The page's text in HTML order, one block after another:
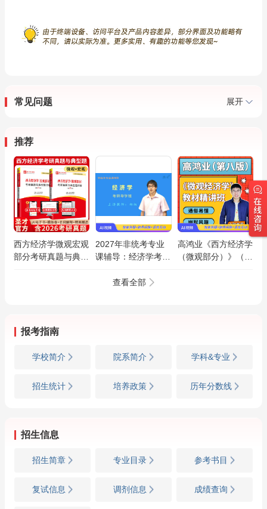
常见问题 展开
推荐
西方经济学微观宏观
部分考研真题与典型
2027年非统考专业
课辅导：经济学考研
高鸿业《西方经济学
（微观部分）》（第
查看全部
报考指南
学校简介 院系简介 学科&专业
招生统计 培养政策 历年分数线
招生信息
招生简章 专业目录 参考书目
复试信息 调剂信息 成绩查询